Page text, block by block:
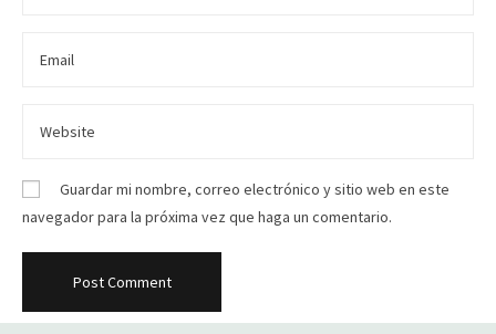
Guardar mi nombre, correo electrónico y sitio web en este
navegador para la próxima vez que haga un comentario.